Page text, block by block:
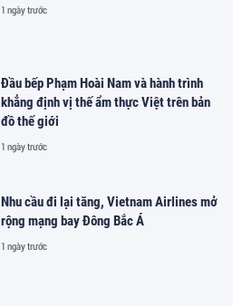
1 ngày trước
Đầu bếp Phạm Hoài Nam và hành trình
khẳng định vị thế ẩm thực Việt trên bản
đồ thế giới
1 ngày trước
Nhu cầu đi lại tăng, Vietnam Airlines mở
rộng mạng bay Đông Bắc Á
1 ngày trước